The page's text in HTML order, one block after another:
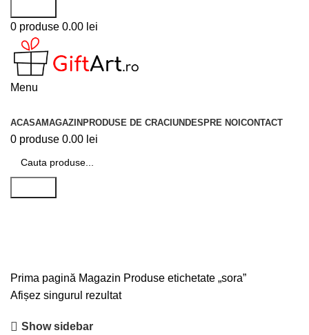
0 produse 0.00 lei
Menu
ACASAMAGAZINPRODUSE DE CRACIUNDESPRE NOICONTACT
0 produse 0.00 lei
Prima pagină Magazin Produse etichetate „sora”
Afișez singurul rezultat
Show sidebar